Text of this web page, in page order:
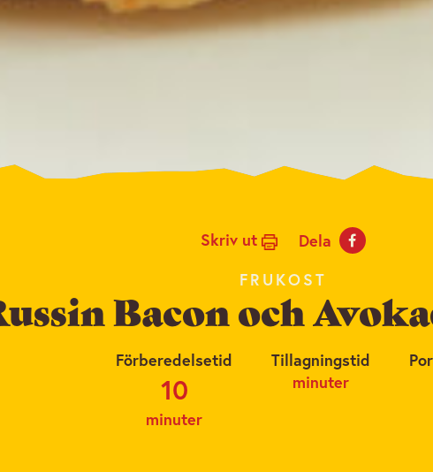
Skriv ut
Dela
FRUKOST
Bacon och
Förberedelsetid
10
minuter
Tillagningstid
minuter